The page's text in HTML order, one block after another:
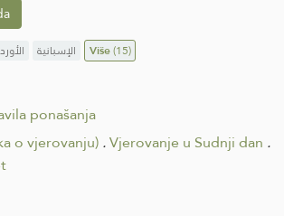
الإسبانية Više(15)
ponašanja
o vjerovanju).Vjerovanje u Sudnji dan .